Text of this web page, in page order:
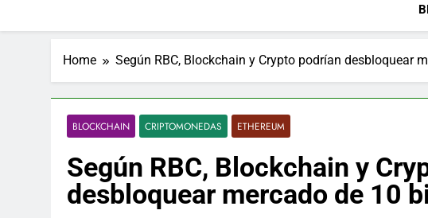
Home Según RBC, Blockchain y Crypto podrían desbloquear
BLOCKCHAIN CRIPTOMONEDAS ETHEREUM
Según RBC, Blockchain y
desbloquear mercado de 10